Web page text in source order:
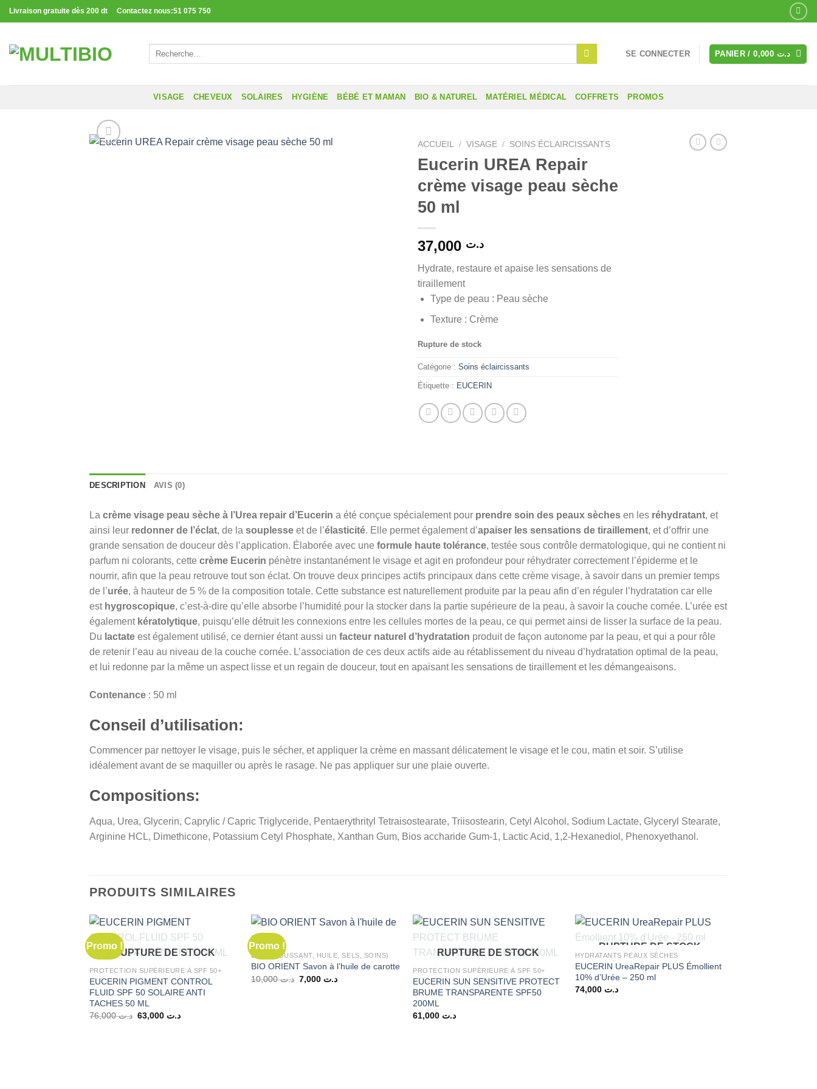
Passer
au
Livraison gratuite dès 200 dt Contactez nous:51 075 750
Recherche
SE CONNECTER PANIER / د.ت
VISAGE CHEVEUX SOLAIRES HYGIÈNE BÉBÉ ET MAMAN BIO & NATUREL MATÉRIEL MÉDICAL COFFRETS PROMOS
ACCUEIL / VISAGE / SOINS ÉCLAIRCISSANTS
Eucerin UREA Repair
crème visage peau sèche
50 ml
د.ت
Hydrate, restaure et apaise les sensations de
tiraillement
Type de peau : Peau sèche
Texture : Crème
Rupture de stock
Catégorie : Soins éclaircissants
Étiquette : EUCERIN
DESCRIPTION AVIS (0)
La crème visage peau sèche à l’Urea repair d’Eucerin a été conçue spécialement pour prendre soin des peaux sèches en les réhydratant, et
ainsi leur redonner de l’éclat, de la souplesse et de l’élasticité. Elle permet également d’apaiser les sensations de tiraillement, et d’offrir une
grande sensation de douceur dès l’application. Élaborée avec une formule haute tolérance, testée sous contrôle dermatologique, qui ne contient ni
parfum ni colorants, cette crème Eucerin pénètre instantanément le visage et agit en profondeur pour réhydrater correctement l’épiderme et le
nourrir, afin que la peau retrouve tout son éclat. On trouve deux principes actifs principaux dans cette crème visage, à savoir dans un premier temps
de l’urée, à hauteur de 5 % de la composition totale. Cette substance est naturellement produite par la peau afin d’en réguler l’hydratation car elle
est hygroscopique, c’est-à-dire qu’elle absorbe l’humidité pour la stocker dans la partie supérieure de la peau, à savoir la couche cornée. L’urée est
également kératolytique, puisqu’elle détruit les connexions entre les cellules mortes de la peau, ce qui permet ainsi de lisser la surface de la peau.
Du lactate est également utilisé, ce dernier étant aussi un facteur naturel d’hydratation produit de façon autonome par la peau, et qui a pour rôle
de retenir l’eau au niveau de la couche cornée. L’association de ces deux actifs aide au rétablissement du niveau d’hydratation optimal de la peau,
et lui redonne par la même un aspect lisse et un regain de douceur, tout en apaisant les sensations de tiraillement et les démangeaisons.
Contenance : 50 ml
Conseil d’utilisation:
Commencer par nettoyer le visage, puis le sécher, et appliquer la crème en massant délicatement le visage et le cou, matin et soir. S’utilise
idéalement avant de se maquiller ou après le rasage. Ne pas appliquer sur une plaie ouverte.
Compositions:
Aqua, Urea, Glycerin, Caprylic / Capric Triglyceride, Pentaerythrityl Tetraisostearate, Triisostearin, Cetyl Alcohol, Sodium Lactate, Glyceryl Stearate,
Arginine HCL, Dimethicone, Potassium Cetyl Phosphate, Xanthan Gum, Bios accharide Gum-1, Lactic Acid, 1,2-Hexanediol, Phenoxyethanol.
PRODUITS SIMILAIRES
Promo !
RUPTURE DE STOCK
PROTECTION SUPÉRIEURE À SPF 50+
EUCERIN PIGMENT CONTROL
FLUID SPF 50 SOLAIRE ANTI
TACHES 50 ML
د.ت76,000
Le
د.تLe
Promo !
BAIN (MOUSSANT, HUILE, SELS, SOINS)
BIO ORIENT Savon à l’huile de carotte
د.ت10,000
Le
د.تLe
RUPTURE DE STOCK
PROTECTION SUPÉRIEURE À SPF 50+
EUCERIN SUN SENSITIVE PROTECT
BRUME TRANSPARENTE SPF50
200ML
د.ت
RUPTURE DE STOCK
HYDRATANTS PEAUX SÈCHES
EUCERIN UreaRepair PLUS Émollient
10% d’Urée – 250 ml
د.ت 74,000